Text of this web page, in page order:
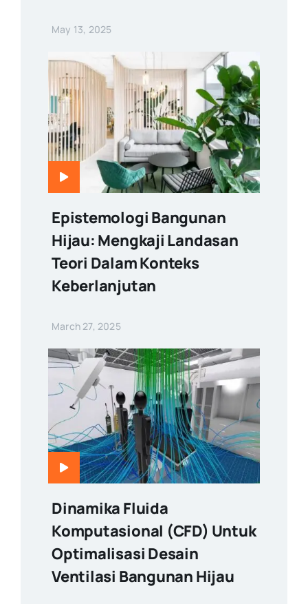
May 13, 2025
Epistemologi Bangunan
Hijau: Mengkaji Landasan
Teori Dalam Konteks
Keberlanjutan
March 27, 2025
Dinamika Fluida
Komputasional (CFD) Untuk
Optimalisasi Desain
Ventilasi Bangunan Hijau